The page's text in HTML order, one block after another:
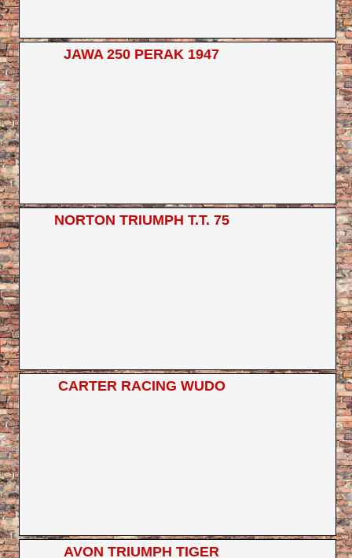
JAWA 250 PERAK 1947
NORTON TRIUMPH T.T. 75
CARTER RACING WUDO
AVON TRIUMPH TIGER